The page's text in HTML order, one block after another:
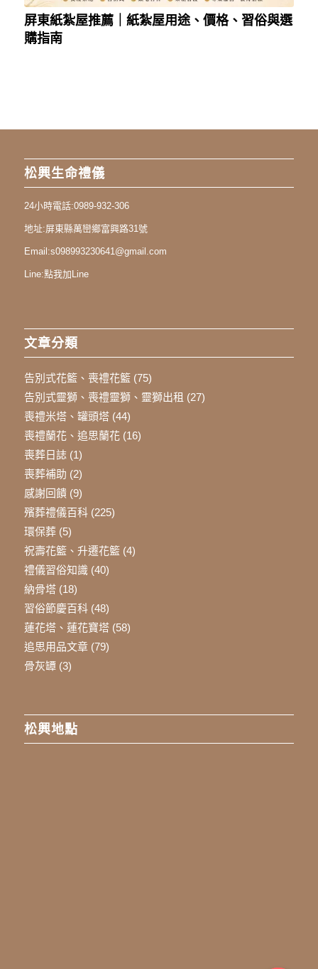
屏東紙紮屋推薦｜紙紮屋用途、價格、習俗與選
購指南
松興生命禮儀
24小時電話:0989-932-306
地址:屏東縣萬巒鄉富興路31號
Email:s098993230641@gmail.com
Line:點我加Line
文章分類
告別式花籃、喪禮花籃(75)
告別式靈獅、喪禮靈獅、靈獅出租 (27)
喪禮米塔、罐頭塔(44)
喪禮蘭花、追思蘭花(16)
喪葬日誌(1)
喪葬補助 (2)
感謝回饋(9)
殯葬禮儀百科(225)
環保葬(5)
祝壽花籃、升遷花籃(4)
禮儀習俗知識(40)
納骨塔(18)
習俗節慶百科(48)
蓮花塔、蓮花寶塔(58)
追思用品文章(79)
骨灰罈(3)
松興地點